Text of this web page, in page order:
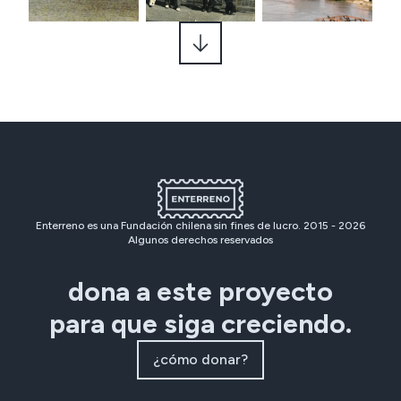
Enterreno es una Fundación chilena sin fines de lucro. 2015 - 2026
Algunos derechos reservados
dona a este proyecto
para que siga creciendo.
¿cómo donar?